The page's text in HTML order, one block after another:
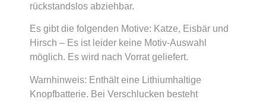
rückstandslos abziehbar.
Es gibt die folgenden Motive: Katze, Eisbär und
Hirsch – Es ist leider keine Motiv-Auswahl
möglich. Es wird nach Vorrat geliefert.
Warnhinweis: Enthält eine Lithiumhaltige
Knopfbatterie. Bei Verschlucken besteht